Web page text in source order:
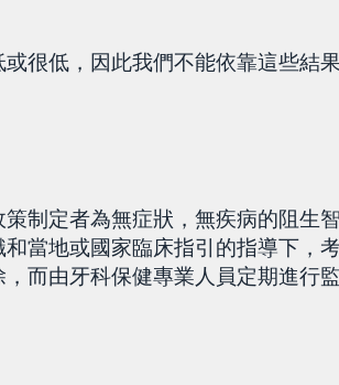
很低，因此我們不能依靠這些結
制定者為無症狀，無疾病的阻生
當地或國家臨床指引的指導下，
而由牙科保健專業人員定期進行監